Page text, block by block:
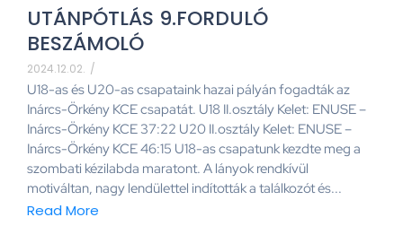
UTÁNPÓTLÁS 9.FORDULÓ
BESZÁMOLÓ
2024.12.02. /
U18-as és U20-as csapataink hazai pályán fogadták az
Inárcs-Örkény KCE csapatát. U18 II.osztály Kelet: ENUSE –
Inárcs-Örkény KCE 37:22 U20 II.osztály Kelet: ENUSE –
Inárcs-Örkény KCE 46:15 U18-as csapatunk kezdte meg a
szombati kézilabda maratont. A lányok rendkívül
motiváltan, nagy lendülettel indították a találkozót és...
Read More